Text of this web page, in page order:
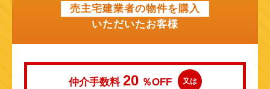
売主宅建業者の物件を購入
いただいたお客様
仲介手数料 20 ％OFF 又は